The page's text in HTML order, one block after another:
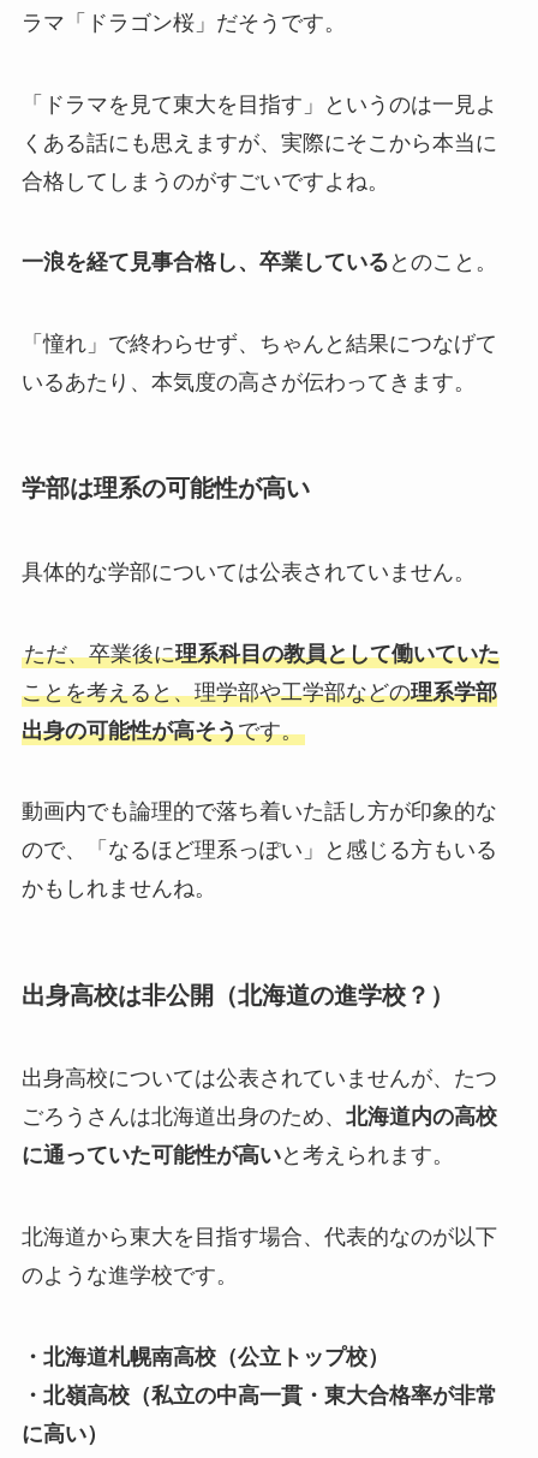
ラマ「ドラゴン桜」だそうです。
「ドラマを見て東大を目指す」というのは一見よ
くある話にも思えますが、実際にそこから本当に
合格してしまうのがすごいですよね。
一浪を経て見事合格し、卒業している とのこと。
「憧れ」で終わらせず、ちゃんと結果につなげて
いるあたり、本気度の高さが伝わってきます。
学部は理系の可能性が高い
具体的な学部については公表されていません。
ただ、卒業後に理系科目の教員として働いていた
ことを考えると、理学部や工学部などの理系学部
出身の可能性が高そうです。
動画内でも論理的で落ち着いた話し方が印象的な
ので、「なるほど理系っぽい」と感じる方もいる
かもしれませんね。
出身高校は非公開（北海道の進学校？）
出身高校については公表されていませんが、たつ
ごろうさんは北海道出身のため、 北海道内の高校
に通っていた可能性が高いと考えられます。
北海道から東大を目指す場合、代表的なのが以下
のような進学校です。
・北海道札幌南高校（公立トップ校）
・北嶺高校（私立の中高一貫・東大合格率が非常
に高い）